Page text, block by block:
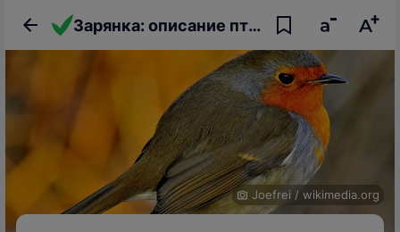
Зарянка: описание птицы, фото, образ жизни и интересные факты
Joefrei / wikimedia.org